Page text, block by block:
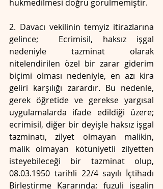
hükmedilmesi doğru görülmemiştir.
2. Davacı vekilinin temyiz itirazlarına
gelince;  Ecrimisil, haksız işgal
nedeniyle tazminat olarak
nitelendirilen özel bir zarar giderim
biçimi olması nedeniyle, en azı kira
geliri karşılığı zarardır. Bu nedenle,
gerek öğretide ve gerekse yargısal
uygulamalarda ifade edildiği üzere;
ecrimisil, diğer bir deyişle haksız işgal
tazminatı, zilyet olmayan malikin,
malik olmayan kötüniyetli zilyetten
isteyebileceği bir tazminat olup,
08.03.1950 tarihli 22/4 sayılı İçtihadı
Birleştirme Kararında; fuzuli işgalin